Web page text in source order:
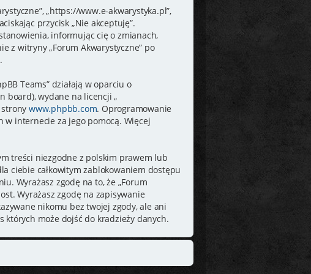
„https://www.e-akwarystyka.pl”,
przycisk „Nie akceptuję”.
informując cię o zmianach,
z witryny „Forum Akwarystyczne” po
Teams” działają w oparciu o
board), wydane na licencji „
stronywww.phpbb.com. Oprogramowanie
w internecie za jego pomocą. Więcej
treści niezgodne z polskim prawem lub
ciebie całkowitym zablokowaniem dostępu
Wyrażasz zgodę na to, że „Forum
Wyrażasz zgodę na zapisywanie
nikomu bez twojej zgody, ale ani
których może dojść do kradzieży danych.